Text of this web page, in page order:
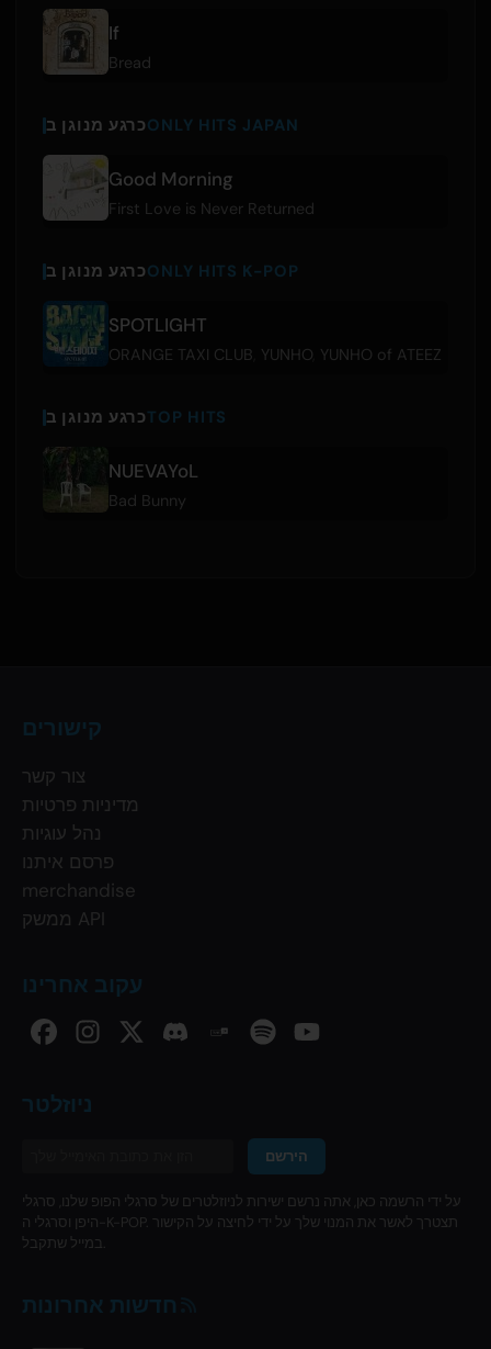
If
Bread
כרגע מנוגן בONLY HITS JAPAN
Good Morning
First Love is Never Returned
כרגע מנוגן בONLY HITS K-POP
SPOTLIGHT
ORANGE TAXI CLUB YUNHO, YUNHO of ATEEZ
כרגע מנוגן בTOP HITS
NUEVAYoL
Bad Bunny
קישורים
צור קשר
מדיניות פרטיות
נהל עוגיות
פרסם איתנו
merchandise
ממשק API
עקוב אחרינו
ניוזלטר
הירשם
על ידי הרשמה כאן, אתה נרשם ישירות לניוזלטרים של סרגלי הפופ שלנו, סרגלי
היפן וסרגלי ה-K-POP. תצטרך לאשר את המנוי שלך על ידי לחיצה על הקישור
במייל שתקבל.
חדשות אחרונות